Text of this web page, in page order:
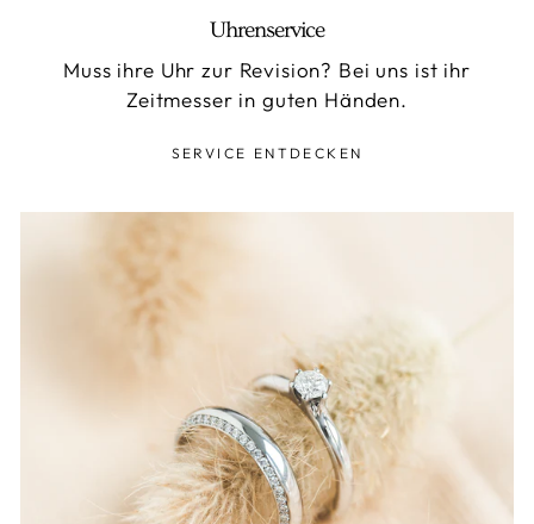
Uhrenservice
Muss ihre Uhr zur Revision? Bei uns ist ihr
Zeitmesser in guten Händen.
SERVICE ENTDECKEN